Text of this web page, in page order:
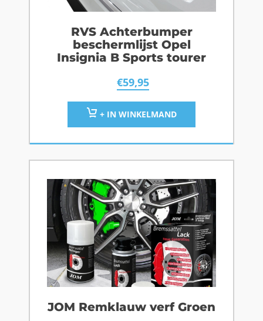
RVS Achterbumper
beschermlijst Opel
Insignia B Sports tourer
€59,95
+ IN WINKELMAND
JOM Remklauw verf Groen